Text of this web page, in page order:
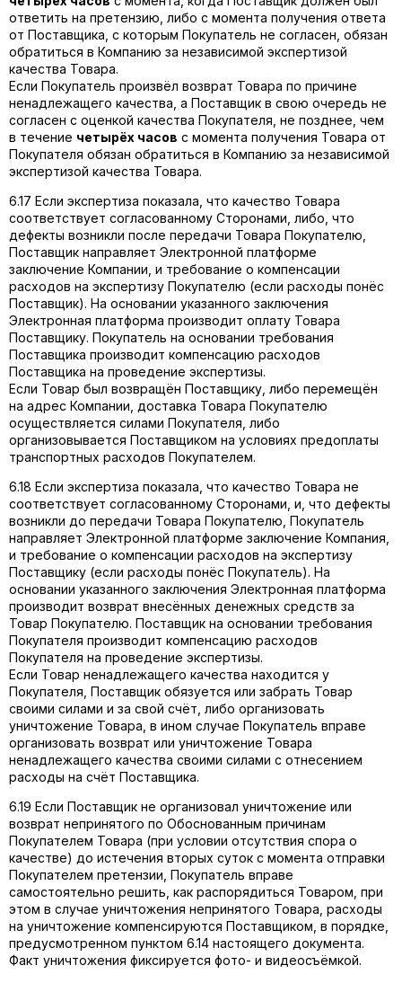
ответить на претензию, либо с момента получения ответа
от Поставщика, с которым Покупатель не согласен, обязан
обратиться в Компанию за независимой экспертизой
качества Товара.
Если Покупатель произвёл возврат Товара по причине
ненадлежащего качества, а Поставщик в свою очередь не
согласен с оценкой качества Покупателя, не позднее, чем
в течение четырёх часов с момента получения Товара от
Покупателя обязан обратиться в Компанию за независимой
экспертизой качества Товара.
6.17 Если экспертиза показала, что качество Товара
соответствует согласованному Сторонами, либо, что
дефекты возникли после передачи Товара Покупателю,
Поставщик направляет Электронной платформе
заключение Компании, и требование о компенсации
расходов на экспертизу Покупателю (если расходы понёс
Поставщик). На основании указанного заключения
Электронная платформа производит оплату Товара
Поставщику. Покупатель на основании требования
Поставщика производит компенсацию расходов
Поставщика на проведение экспертизы.
Если Товар был возвращён Поставщику, либо перемещён
на адрес Компании, доставка Товара Покупателю
осуществляется силами Покупателя, либо
организовывается Поставщиком на условиях предоплаты
транспортных расходов Покупателем.
6.18 Если экспертиза показала, что качество Товара не
соответствует согласованному Сторонами, и, что дефекты
возникли до передачи Товара Покупателю, Покупатель
направляет Электронной платформе заключение Компания,
и требование о компенсации расходов на экспертизу
Поставщику (если расходы понёс Покупатель). На
основании указанного заключения Электронная платформа
производит возврат внесённых денежных средств за
Товар Покупателю. Поставщик на основании требования
Покупателя производит компенсацию расходов
Покупателя на проведение экспертизы.
Если Товар ненадлежащего качества находится у
Покупателя, Поставщик обязуется или забрать Товар
своими силами и за свой счёт, либо организовать
уничтожение Товара, в ином случае Покупатель вправе
организовать возврат или уничтожение Товара
ненадлежащего качества своими силами с отнесением
расходы на счёт Поставщика.
6.19 Если Поставщик не организовал уничтожение или
возврат непринятого по Обоснованным причинам
Покупателем Товара (при условии отсутствия спора о
качестве) до истечения вторых суток с момента отправки
Покупателем претензии, Покупатель вправе
самостоятельно решить, как распорядиться Товаром, при
этом в случае уничтожения непринятого Товара, расходы
на уничтожение компенсируются Поставщиком, в порядке,
предусмотренном пунктом 6.14 настоящего документа.
Факт уничтожения фиксируется фото- и видеосъёмкой.